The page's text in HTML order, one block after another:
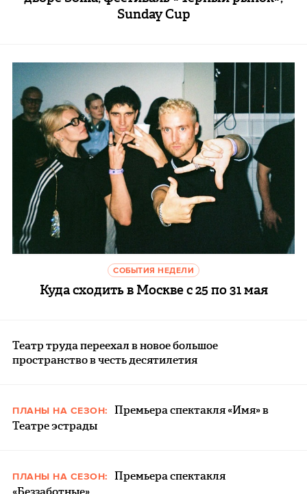
Sunday Cup
СОБЫТИЯ НЕДЕЛИ
Куда сходить в Москве с 25 по 31 мая
Театр труда переехал в новое большое
пространство в честь десятилетия
ПЛАНЫ НА СЕЗОН:
Премьера спектакля «Имя» в
Театре эстрады
ПЛАНЫ НА СЕЗОН:
Премьера спектакля